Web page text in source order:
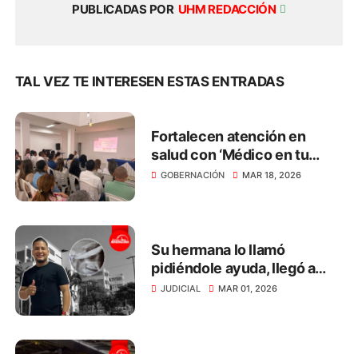
PUBLICADAS POR UHM REDACCIÓN
TAL VEZ TE INTERESEN ESTAS ENTRADAS
Fortalecen atención en
salud con ‘Médico en tu
Casa’ en el Magdalena
GOBERNACIÓN MAR 18, 2026
Su hermana lo llamó
pidiéndole ayuda, llegó a
defenderla y le incrustaron
JUDICIAL MAR 01, 2026